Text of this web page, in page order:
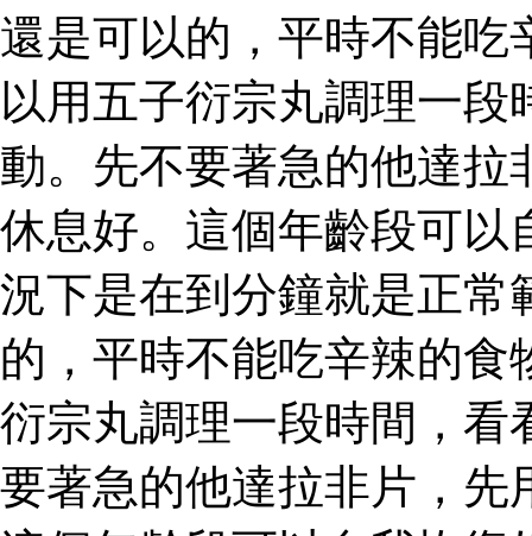
還是可以的，平時不能吃
以用五子衍宗丸調理一
動。先不要著急的他達拉
休息好。這個年齡段可
況下是在到分鐘就是正常
的，平時不能吃辛辣的
衍宗丸調理一段時間，看
要著急的他達拉非片，先